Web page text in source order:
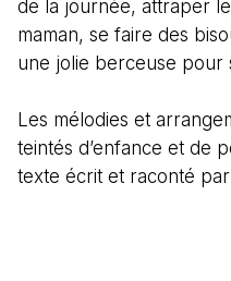
de la journée, attraper
maman, se faire des
une jolie berceuse pour
Les mélodies et
teintés d’enfance et de
texte écrit et raconté